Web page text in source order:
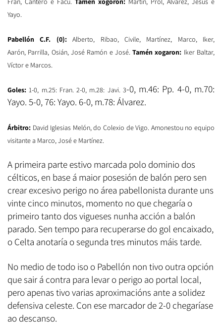
Yayo.
Pabellón C.F. (0):Alberto, Ribao, Civile, Martínez, Marco, Iker,
Aarón, Parrilla, Osián, José Ramón e José.Tamén xogaron: Iker Baltar,
Víctor e Marcos.
Goles:1-0, m.25: Fran. 2-0, m.28: Javi. 3-0, m.46: Pp. 4-0, m.70:
Yayo. 5-0, 76: Yayo. 6-0, m.78: Álvarez.
Árbitro: David Iglesias Melón, do Colexio de Vigo. Amonestou no equipo
visitante a Marco, José e Martínez.
A primeira parte estivo marcada polo dominio dos
célticos, en base á maior posesión de balón pero sen
crear excesivo perigo no área pabellonista durante uns
vinte cinco minutos, momento no que chegaría o
primeiro tanto dos vigueses nunha acción a balón
parado. Sen tempo para recuperarse do gol encaixado,
o Celta anotaría o segunda tres minutos máis tarde.
No medio de todo iso o Pabellón non tivo outra opción
que sair á contra para levar o perigo ao portal local,
pero apenas tivo varias aproximacións ante a solidez
defensiva celeste. Con ese marcador de 2-0 chegaríase
ao descanso.